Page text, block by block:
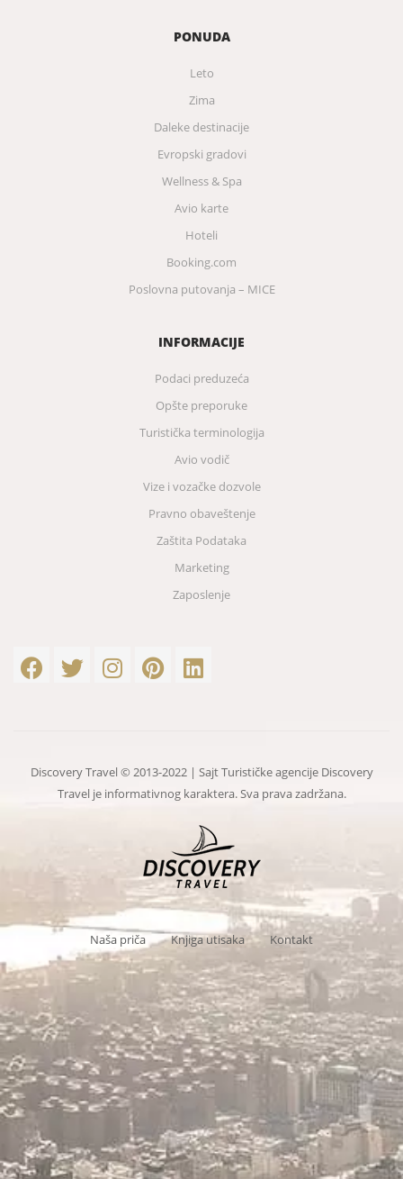
PONUDA
Leto
Zima
Daleke destinacije
Evropski gradovi
Wellness & Spa
Avio karte
Hoteli
Booking.com
Poslovna putovanja – MICE
INFORMACIJE
Podaci preduzeća
Opšte preporuke
Turistička terminologija
Avio vodič
Vize i vozačke dozvole
Pravno obaveštenje
Zaštita Podataka
Marketing
Zaposlenje
Discovery Travel © 2013-2022 | Sajt Turističke agencije Discovery
Travel je informativnog karaktera. Sva prava zadržana.
Naša priča Knjiga utisaka Kontakt